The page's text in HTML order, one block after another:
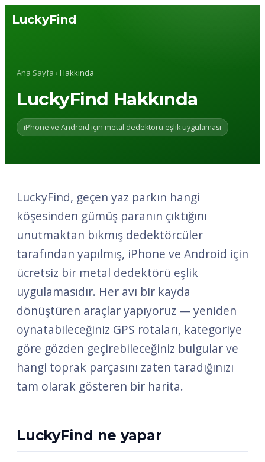
LuckyFind
Ana Sayfa › Hakkında
LuckyFind Hakkında
iPhone ve Android için metal dedektörü eşlik uygulaması
LuckyFind, geçen yaz parkın hangi
köşesinden gümüş paranın çıktığını
unutmaktan bıkmış dedektörcüler
tarafından yapılmış, iPhone ve Android için
ücretsiz bir metal dedektörü eşlik
uygulamasıdır. Her avı bir kayda
dönüştüren araçlar yapıyoruz — yeniden
oynatabileceğiniz GPS rotaları, kategoriye
göre gözden geçirebileceğiniz bulgular ve
hangi toprak parçasını zaten taradığınızı
tam olarak gösteren bir harita.
LuckyFind ne yapar